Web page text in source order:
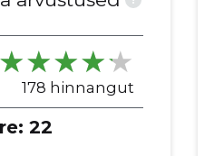
178 hinnangut
22